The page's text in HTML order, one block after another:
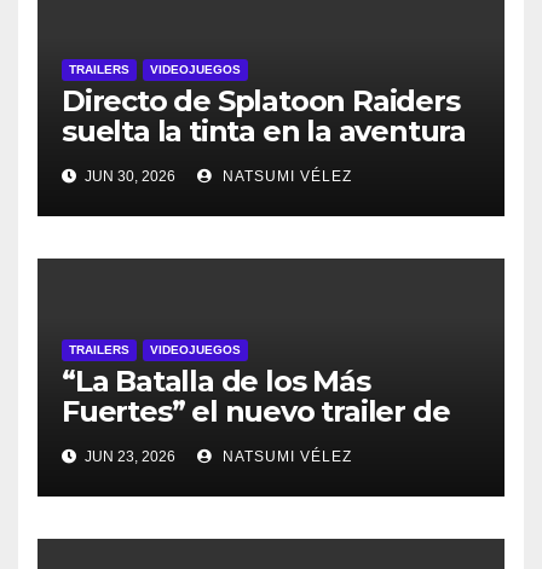
TRAILERS VIDEOJUEGOS
Directo de Splatoon Raiders
suelta la tinta en la aventura
llena de tesoros, pronto en
Nintendo Switch 2
JUN 30, 2026 NATSUMI VÉLEZ
TRAILERS VIDEOJUEGOS
“La Batalla de los Más
Fuertes” el nuevo trailer de
CAPTAIN TSUBASA 2:
WORLD FIGHTERS
JUN 23, 2026 NATSUMI VÉLEZ